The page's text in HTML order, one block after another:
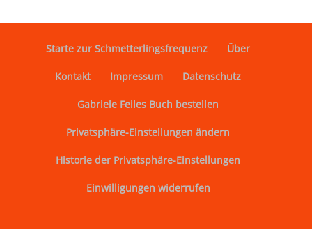
Starte zur Schmetterlingsfrequenz Über
Kontakt Impressum Datenschutz
Gabriele Feiles Buch bestellen
Privatsphäre-Einstellungen ändern
Historie der Privatsphäre-Einstellungen
Einwilligungen widerrufen